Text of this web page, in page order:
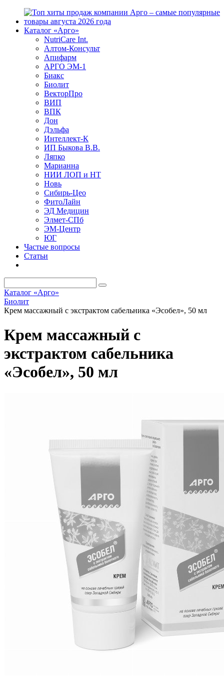
Каталог «Арго»
NutriCare Int.
Алтом-Консульт
Апифарм
АРГО ЭМ-1
Биакс
Биолит
ВекторПро
ВИП
ВПК
Дон
Дэльфа
Интеллект-К
ИП Быкова В.В.
Ляпко
Марианна
НИИ ЛОП и НТ
Новь
Сибирь-Цео
ФитоЛайн
ЭД Медицин
Элмет-СПб
ЭМ-Центр
ЮГ
Частые вопросы
Статьи
Каталог «Арго»
Биолит
Крем массажный с экстрактом сабельника «Эсобел», 50 мл
Крем массажный с
экстрактом сабельника
«Эсобел», 50 мл